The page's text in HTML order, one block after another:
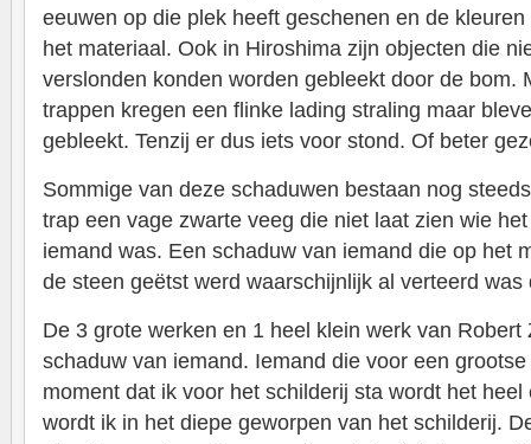
eeuwen op die plek heeft geschenen en de
het materiaal. Ook in Hiroshima zijn objecten die
verslonden konden worden gebleekt door de bom.
trappen kregen een flinke lading straling maar
gebleekt. Tenzij er dus iets voor stond. Of beter
Sommige van deze schaduwen bestaan nog
trap een vage zwarte veeg die niet laat zien wie
iemand was. Een schaduw van iemand die op het
de steen geëtst werd waarschijnlijk al verteerd
De 3 grote werken en 1 heel klein werk van
schaduw van iemand. Iemand die voor een
moment dat ik voor het schilderij sta wordt het
wordt ik in het diepe geworpen van het schilderij.